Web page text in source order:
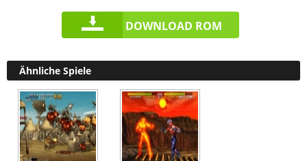
DOWNLOAD ROM
Ähnliche Spiele